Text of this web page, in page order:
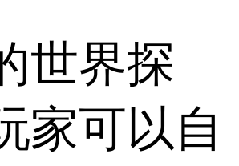
世界探
家可以自